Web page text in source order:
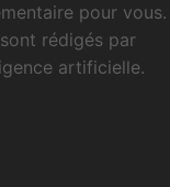
pour vous.
rédigés par
artificielle.